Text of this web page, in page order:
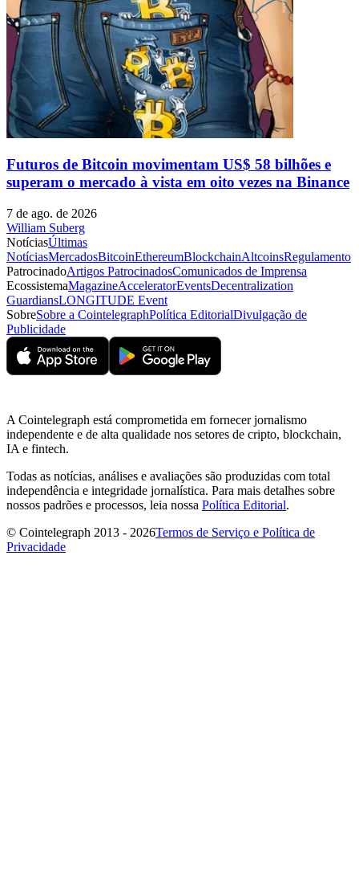
Futuros de Bitcoin movimentam US$ 58 bilhões e
superam o mercado à vista em oito vezes na Binance
7 de ago. de 2026
William Suberg
NotíciasÚltimas
NotíciasMercadosBitcoinEthereumBlockchainAltcoinsRegulamento
PatrocinadoArtigos PatrocinadosComunicados de Imprensa
EcossistemaMagazineAcceleratorEventsDecentralization
GuardiansLONGITUDE Event
SobreSobre a CointelegraphPolítica EditorialDivulgação de
Publicidade
A Cointelegraph está comprometida em fornecer jornalismo
independente e de alta qualidade nos setores de cripto, blockchain,
IA e fintech.
Todas as notícias, análises e avaliações são produzidas com total
independência e integridade jornalística. Para mais detalhes sobre
nossos padrões e processos, leia nossa Política Editorial.
© Cointelegraph 2013 - 2026Termos de Serviço e Política de
Privacidade